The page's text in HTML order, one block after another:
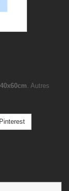
40x60cm. Autres
Pinterest